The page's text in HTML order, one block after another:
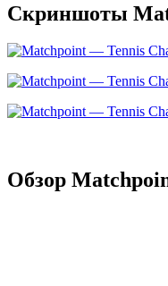
Скриншоты
Обзор